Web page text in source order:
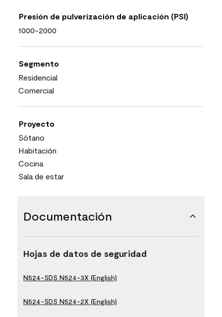
Presión de pulverización de aplicación (PSI)
1000-2000
Segmento
Residencial
Comercial
Proyecto
Sótano
Habitación
Cocina
Sala de estar
Documentación
Hojas de datos de seguridad
N524-SDS N524-3X (English)
N524-SDS N524-2X (English)